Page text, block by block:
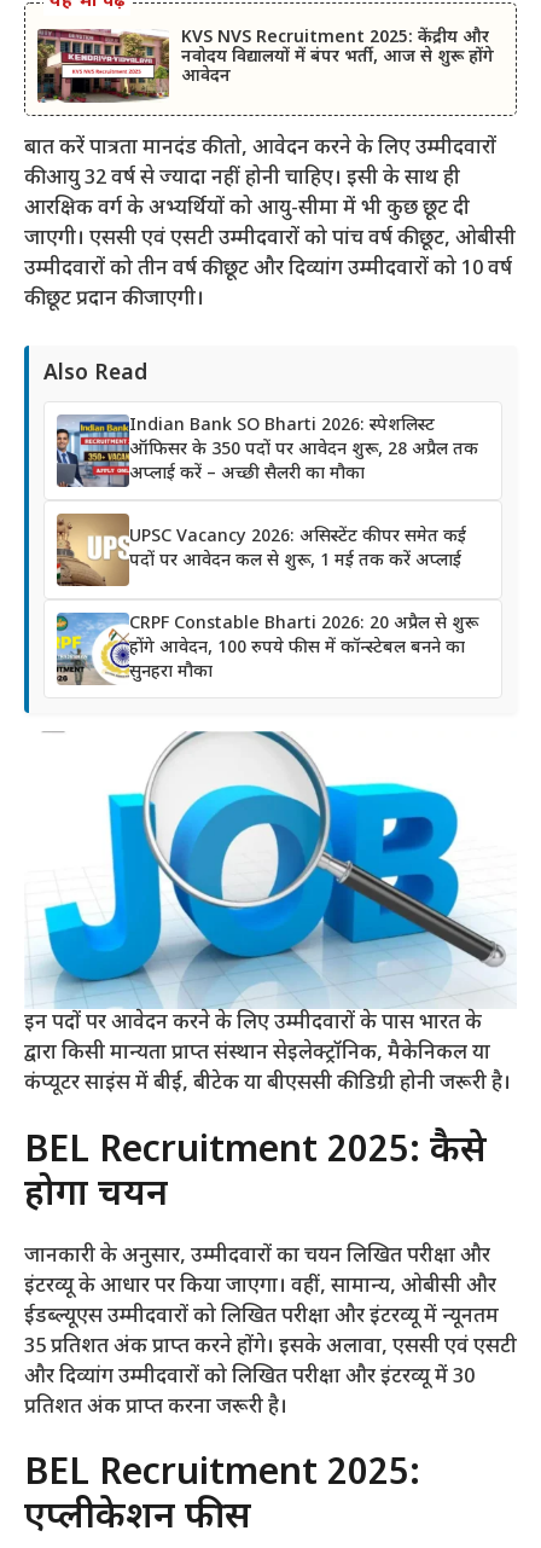
KVS NVS Recruitment 2025: केंद्रीय और
नवोदय विद्यालयों में बंपर भर्ती, आज से शुरू होंगे
आवेदन
बात करें पात्रता मानदंड की तो, आवेदन करने के लिए उम्मीदवारों
की आयु 32 वर्ष से ज्यादा नहीं होनी चाहिए। इसी के साथ ही
आरक्षिक वर्ग के अभ्यर्थियों को आयु-सीमा में भी कुछ छूट दी
जाएगी। एससी एवं एसटी उम्मीदवारों को पांच वर्ष की छूट, ओबीसी
उम्मीदवारों को तीन वर्ष की छूट और दिव्यांग उम्मीदवारों को 10 वर्ष
की छूट प्रदान की जाएगी।
Also Read
Indian Bank SO Bharti 2026: स्पेशलिस्ट
ऑफिसर के 350 पदों पर आवेदन शुरू, 28 अप्रैल तक
अप्लाई करें – अच्छी सैलरी का मौका
UPSC Vacancy 2026: असिस्टेंट कीपर समेत कई
पदों पर आवेदन कल से शुरू, 1 मई तक करें अप्लाई
CRPF Constable Bharti 2026: 20 अप्रैल से शुरू
होंगे आवेदन, 100 रुपये फीस में कॉन्स्टेबल बनने का
सुनहरा मौका
इन पदों पर आवेदन करने के लिए उम्मीदवारों के पास भारत के
द्वारा किसी मान्यता प्राप्त संस्थान सेइलेक्ट्रॉनिक, मैकेनिकल या
कंप्यूटर साइंस में बीई, बीटेक या बीएससी की डिग्री होनी जरूरी है।
BEL Recruitment 2025: कैसे
होगा चयन
जानकारी के अनुसार, उम्मीदवारों का चयन लिखित परीक्षा और
इंटरव्यू के आधार पर किया जाएगा। वहीं, सामान्य, ओबीसी और
ईडब्ल्यूएस उम्मीदवारों को लिखित परीक्षा और इंटरव्यू में न्यूनतम
35 प्रतिशत अंक प्राप्त करने होंगे। इसके अलावा, एससी एवं एसटी
और दिव्यांग उम्मीदवारों को लिखित परीक्षा और इंटरव्यू में 30
प्रतिशत अंक प्राप्त करना जरूरी है।
BEL Recruitment 2025:
एप्लीकेशन फीस